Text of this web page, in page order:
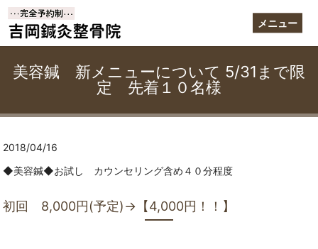
メニュー
美容鍼 新メニューについて 5/31まで限
定 先着１０名様
2018/04/16
◆美容鍼◆お試し カウンセリング含め４０分程度
初回 8,000円(予定)→【4,000円！！】